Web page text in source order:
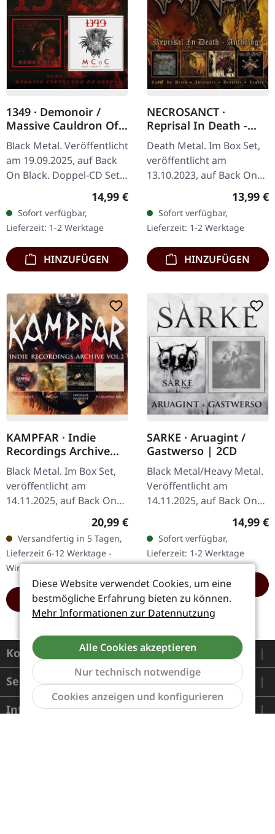
1349 · Demonoir /
Massive Cauldron Of
Chaos | 2CD
Black Metal. Veröffentlicht
am 19.09.2025, auf Back
On Black. Doppel-CD Set.
Studioalbum der Band
"Demonoir", ursprünglich
2010…
Regulärer Preis:
14,99 €
Sofort verfügbar,
Lieferzeit: 1-2 Werktage
HINZUFÜGEN
NECROSANCT ·
Reprisal In Death -
Anthology | 4CD
BOXSET
Death Metal. Im Box Set,
veröffentlicht am
13.10.2023, auf Back On
Black. 4 CD Box Set,
Sammlung des gesamten
Backkatalogs, Enthält
frühe…
13,99 €
Sofort verfügbar,
Lieferzeit: 1-2 Werktage
HINZUFÜGEN
KAMPFAR · Indie
Recordings Archive
Vol 2 | 4CD BOXSET
Black Metal. Im Box Set,
veröffentlicht am
14.11.2025, auf Back On
Black. 4CD Box Set.
Enthält die Studioalben
Djevelmakt (2014), Profan
(2015),…
Regulärer Preis:
20,99 €
Versandfertig in 5 Tagen,
Lieferzeit 6-12 Werktage -
Wird in Kürze eintreffen
HINZUFÜGEN
SARKE · Aruagint /
Gastwerso | 2CD
Black Metal/Heavy Metal.
Veröffentlicht am
14.11.2025, auf Back On
Black. Doppel-CD Set. 2CD
Set mit dem dritten
Studioalbum 'Aruagint'
von 2013 und…
14,99 €
Sofort verfügbar,
Lieferzeit: 1-2 Werktage
HINZUFÜGEN
Kontakt
Service
Informationen
Diese Website verwendet Cookies, um eine
bestmögliche Erfahrung bieten zu können.
Mehr Informationen zur Datennutzung
Alle Cookies akzeptieren
Nur technisch notwendige
Cookies anzeigen und konfigurieren